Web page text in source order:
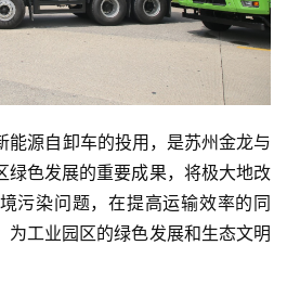
能源自卸车的投用，是苏州金龙与
绿色发展的重要成果，将极大地改
污染问题，在提高运输效率的同
为工业园区的绿色发展和生态文明